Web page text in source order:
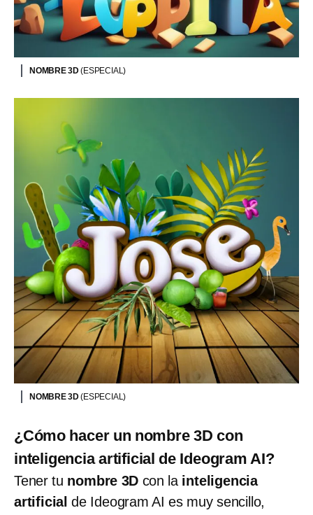
NOMBRE 3D(ESPECIAL)
NOMBRE 3D(ESPECIAL)
¿Cómo hacer un nombre 3D con
inteligencia artificial de Ideogram AI?
Tener tu nombre 3D con la inteligencia
artificial de Ideogram AI es muy sencillo,